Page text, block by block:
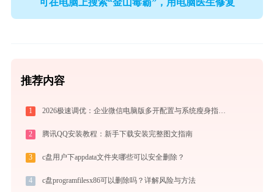
推荐内容
1 2026极速调优：企业微信电脑版多开配置与系统瘦身指南，拒绝流氓捆绑
2 腾讯QQ安装教程：新手下载安装完整图文指南
3 c盘用户下appdata文件夹哪些可以安全删除？
4 c盘programfilesx86可以删除吗？详解风险与方法